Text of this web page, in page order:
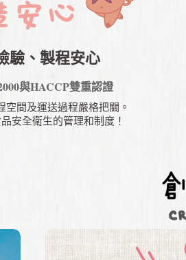
驗、製程安心
與HACCP雙重認證
空間及運送過程嚴格把關。
安全衛生的管理和制度！